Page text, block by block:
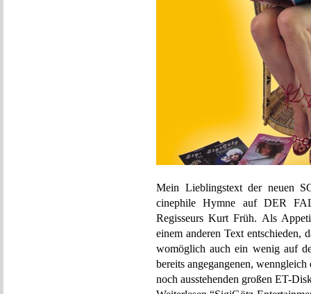
Mein Lieblingstext der neuen
cinephile Hymne auf DER
Regisseurs Kurt Früh. Als
einem anderen Text entschieden,
womöglich auch ein wenig auf
bereits angegangenen,
noch ausstehenden großen ET-